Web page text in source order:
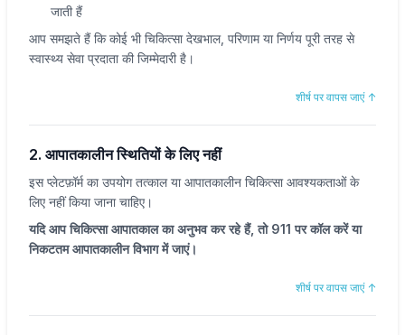
जाती हैं
आप समझते हैं कि कोई भी चिकित्सा देखभाल, परिणाम या निर्णय पूरी तरह से
स्वास्थ्य सेवा प्रदाता की जिम्मेदारी है।
शीर्ष पर वापस जाएं↑
2. आपातकालीन स्थितियों के लिए नहीं
इस प्लेटफ़ॉर्म का उपयोग तत्काल या आपातकालीन चिकित्सा आवश्यकताओं के
लिए नहीं किया जाना चाहिए।
यदि आप चिकित्सा आपातकाल का अनुभव कर रहे हैं, तो 911 पर कॉल करें या
निकटतम आपातकालीन विभाग में जाएं।
शीर्ष पर वापस जाएं↑